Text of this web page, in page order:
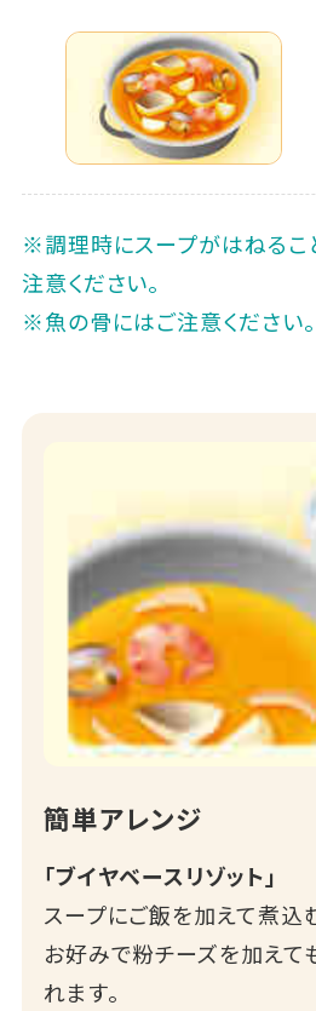
※調理時にスープがはねるこ
注意ください。
※魚の骨にはご注意ください。
簡単アレンジ
「ブイヤベースリゾット」
スープにご飯を加えて煮込
お好みで粉チーズを加えて
れます。